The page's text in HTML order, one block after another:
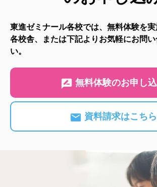
東進ゼミナール各校では、無料体験を実
各校舎、または下記よりお気軽にお問
い。
無料体験のお申し
資料請求はこちら